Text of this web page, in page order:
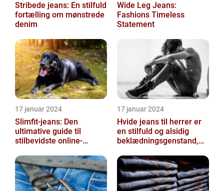
Stribede jeans: En stilfuld
fortælling om mønstrede
denim
Wide Leg Jeans:
Fashions Timeless
Statement
17 januar 2024
Slimfit-jeans: Den
ultimative guide til
stilbevidste online-
17 januar 2024
Hvide jeans til herrer er
en stilfuld og alsidig
beklædningsgenstand,
r...